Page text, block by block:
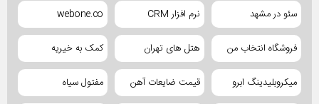
سئو در مشهد نرم افزار CRM webone.co
فروشگاه انتخاب من هتل های تهران کمک به خیریه
میکروبلیدینگ ابرو قیمت ضایعات آهن مفتول سیاه